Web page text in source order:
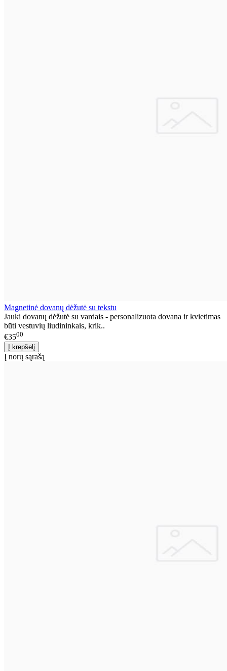
Magnetinė dovanų dėžutė su tekstu
Jauki dovanų dėžutė su vardais - personalizuota dovana ir kvietimas
būti vestuvių liudininkais, krik..
€3500
Į norų sąrašą